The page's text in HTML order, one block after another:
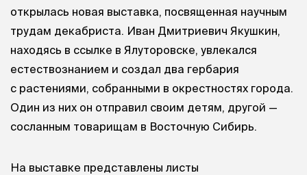
открылась новая выставка, посвященная научным
трудам декабриста. Иван Дмитриевич Якушкин,
находясь в ссылке в Ялуторовске, увлекался
естествознанием и создал два гербария
с растениями, собранными в окрестностях города.
Один из них он отправил своим детям, другой —
сосланным товарищам в Восточную Сибирь.
На выставке представлены листы